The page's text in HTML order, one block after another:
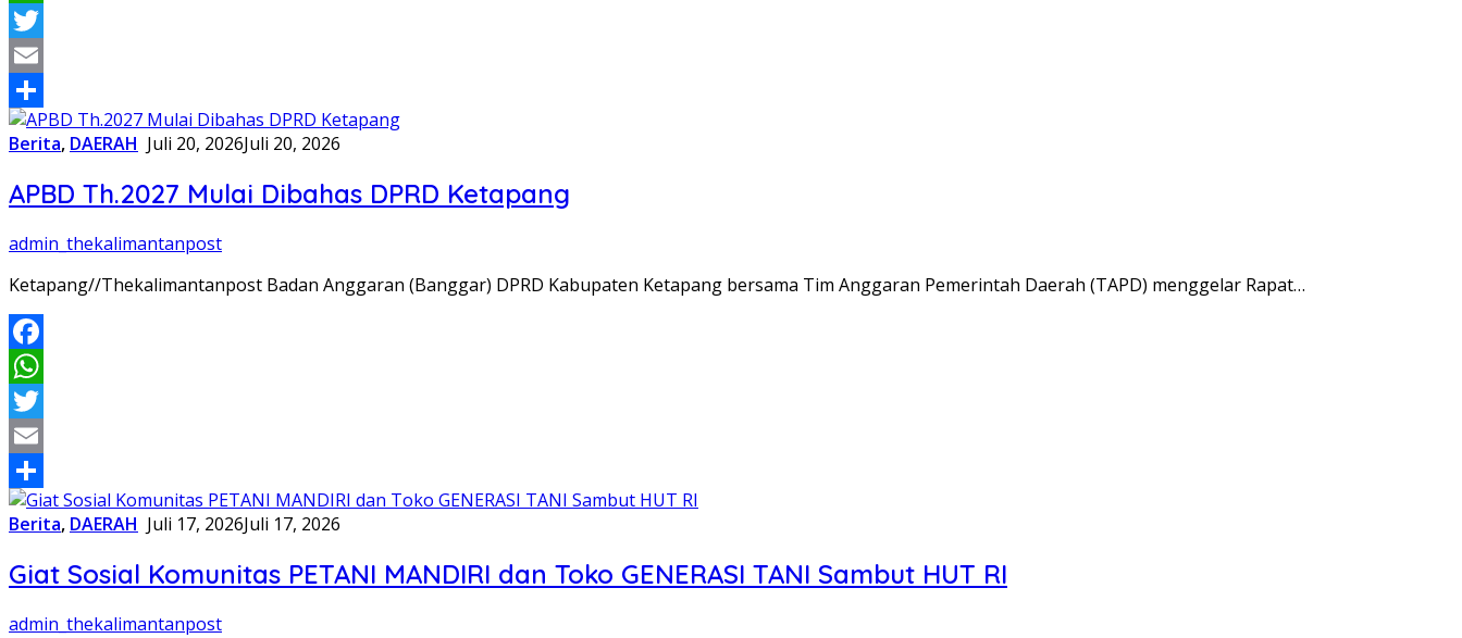
WhatsApp
Twitter
Email
Share
Berita, DAERAH Juli 20, 2026Juli 20, 2026
APBD Th.2027 Mulai Dibahas DPRD Ketapang
admin_thekalimantanpost
Ketapang//Thekalimantanpost Badan Anggaran (Banggar) DPRD Kabupaten Ketapang bersama Tim Anggaran Pemerintah Daerah (TAPD) menggelar Rapat…
Facebook
WhatsApp
Twitter
Email
Share
Berita, DAERAH Juli 17, 2026Juli 17, 2026
Giat Sosial Komunitas PETANI MANDIRI dan Toko GENERASI TANI Sambut HUT RI
admin_thekalimantanpost